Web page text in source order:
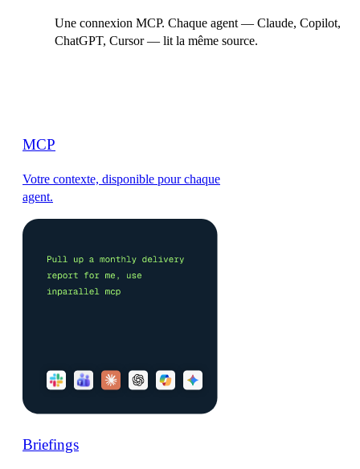
Une connexion MCP. Chaque agent — Claude, Copilot,
ChatGPT, Cursor — lit la même source.
MCP
Votre contexte, disponible pour chaque
agent.
Briefings